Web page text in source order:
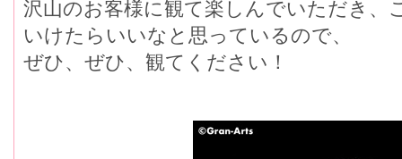
沢山のお客様に観て楽しんでいただき、
いけたらいいなと思っているので、
ぜひ、ぜひ、観てください！